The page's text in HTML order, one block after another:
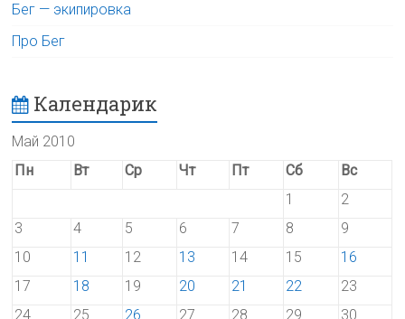
Бег — экипировка
Про Бег
Календарик
Май 2010
Пн
Вт Ср Чт Пт Сб
Вс
1
2
3
4 5 6 7 8
9
10
11 12 13 14 15
16
17
18 19 20 21 22
23
24
25 26 27 28 29
30